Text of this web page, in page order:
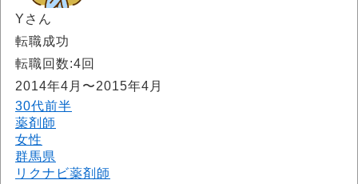
Yさん
転職成功
転職回数:4回
2014年4月〜2015年4月
30代前半
薬剤師
女性
群馬県
リクナビ薬剤師